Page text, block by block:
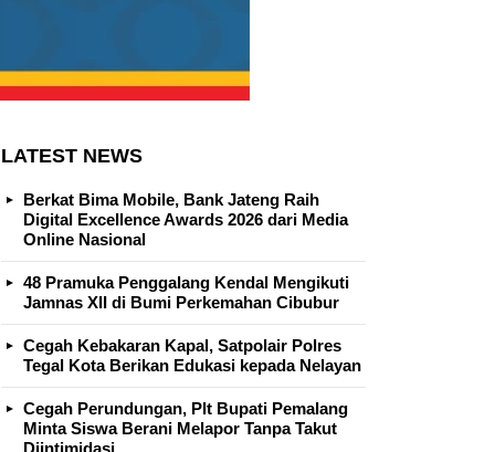
LATEST NEWS
Berkat Bima Mobile, Bank Jateng Raih
Digital Excellence Awards 2026 dari Media
Online Nasional
48 Pramuka Penggalang Kendal Mengikuti
Jamnas XII di Bumi Perkemahan Cibubur
Cegah Kebakaran Kapal, Satpolair Polres
Tegal Kota Berikan Edukasi kepada Nelayan
Cegah Perundungan, Plt Bupati Pemalang
Minta Siswa Berani Melapor Tanpa Takut
Diintimidasi